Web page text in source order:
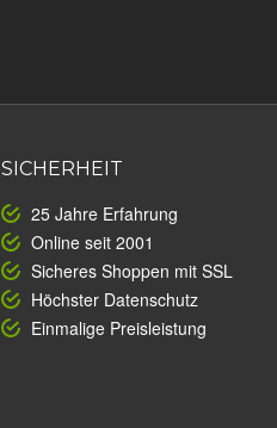
SICHERHEIT
25 Jahre Erfahrung
Online seit 2001
Sicheres Shoppen mit SSL
Höchster Datenschutz
Einmalige Preisleistung